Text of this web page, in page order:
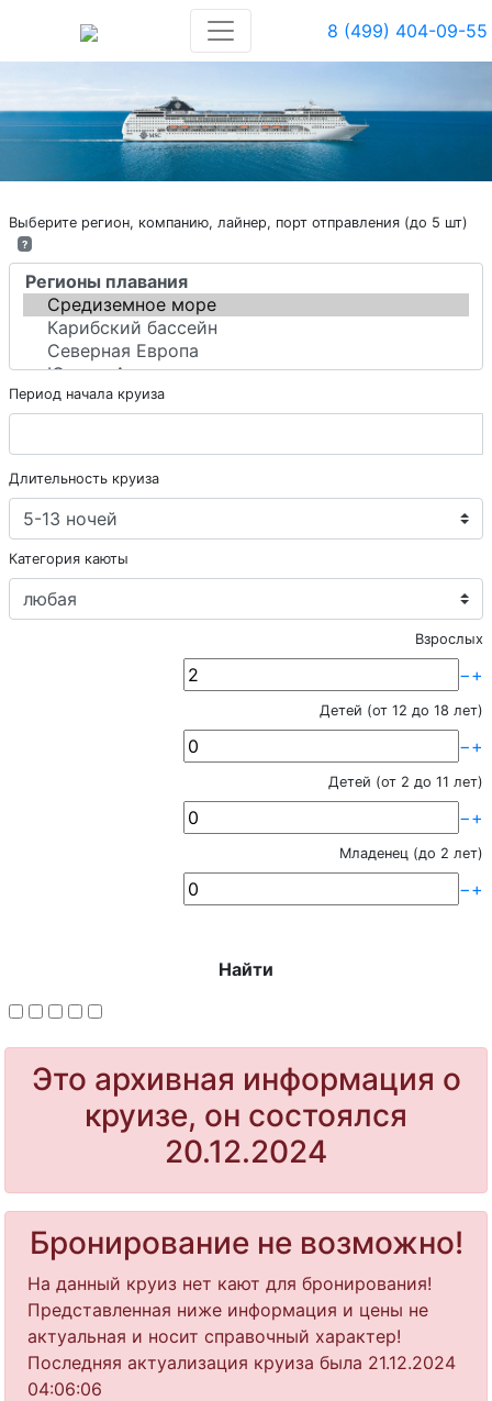
8 (499) 404-09-55
Выберите регион, компанию, лайнер, порт отправления (до 5 шт)
?
Период начала круиза
Длительность круиза
Категория каюты
Взрослых
−+
Детей (от 12 до 18 лет)
−+
Детей (от 2 до 11 лет)
−+
Младенец (до 2 лет)
−+
Найти
Это архивная информация о
круизе, он состоялся
20.12.2024
Бронирование не возможно!
На данный круиз нет кают для бронирования!
Представленная ниже информация и цены не
актуальная и носит справочный характер!
Последняя актуализация круиза была 21.12.2024
04:06:06